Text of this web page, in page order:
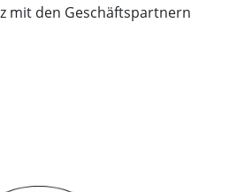
mit den Geschäftspartnern